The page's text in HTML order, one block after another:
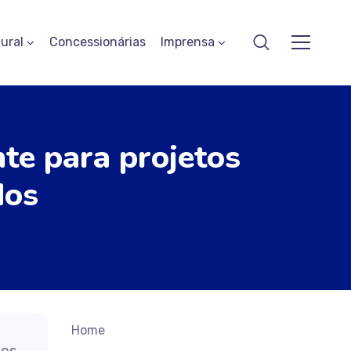
Concessionárias Imprensa
para projetos
Home